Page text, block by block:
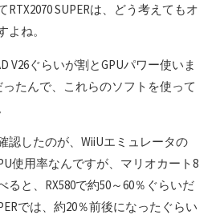
SUPERは、どう考えてもオ
ね。
V26ぐらいが割とGPUパワー使いま
ったんで、これらのソフトを使って
認したのが、WiiUエミュレータの
使用率なんですが、マリオカート8
と、RX580で約50～60％ぐらいだ
では、約20％前後になったぐらい